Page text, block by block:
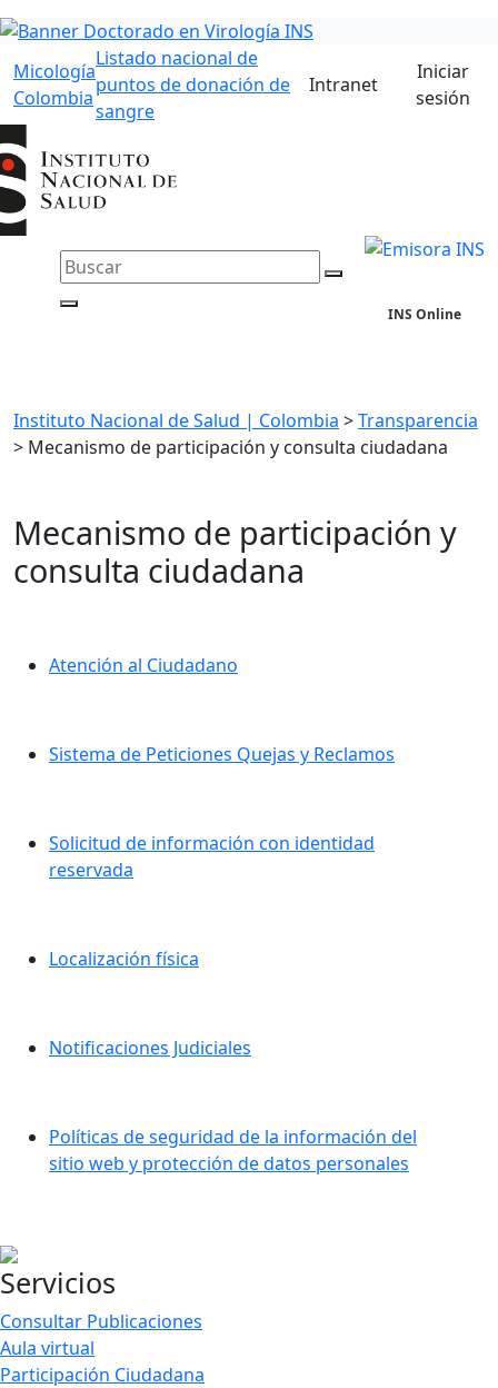
Micología
Colombia
Listado nacional de
puntos de donación de
sangre
Intranet
Iniciar
sesión
INS Online
Instituto Nacional de Salud | Colombia >Transparencia
> Mecanismo de participación y consulta ciudadana
Mecanismo de participación y
consulta ciudadana
Atención al Ciudadano
Sistema de Peticiones Quejas y Reclamos
Solicitud de información con identidad
reservada
Localización física
Notificaciones Judiciales
Políticas de seguridad de la información del
sitio web y protección de datos personales
Servicios
Consultar Publicaciones
Aula virtual
Participación Ciudadana